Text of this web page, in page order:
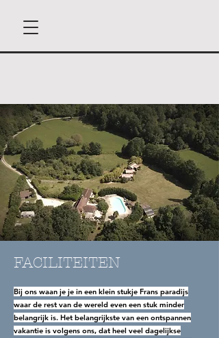
FACILITEITEN
Bij ons waan je je in een klein stukje Frans paradijs
waar de rest van de wereld even een stuk minder
belangrijk is. Het belangrijkste van een ontspannen
vakantie is volgens ons, dat heel veel dagelijkse